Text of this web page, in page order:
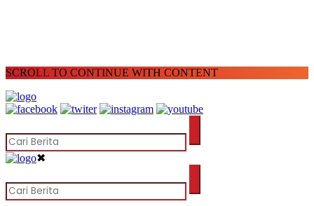
SCROLL TO CONTINUE WITH CONTENT
✖